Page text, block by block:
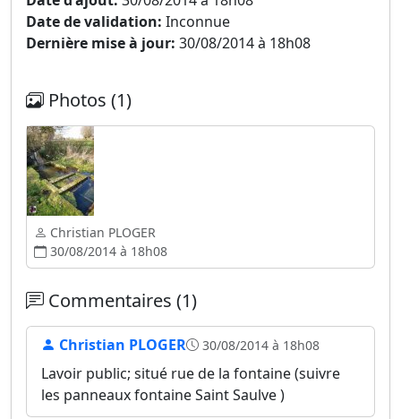
Date de validation: Inconnue
Dernière mise à jour: 30/08/2014 à 18h08
Photos (1)
Christian PLOGER
30/08/2014 à 18h08
Commentaires (1)
Christian PLOGER 30/08/2014 à 18h08
Lavoir public; situé rue de la fontaine (suivre
les panneaux fontaine Saint Saulve )